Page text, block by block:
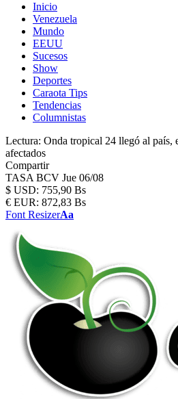
Inicio
Venezuela
Mundo
EEUU
Sucesos
Show
Deportes
Caraota Tips
Tendencias
Columnistas
Lectura: Onda tropical 24 llegó al país,
afectados
Compartir
TASA BCV Jue 06/08
$ USD: 755,90 Bs
€ EUR: 872,83 Bs
Font ResizerAa